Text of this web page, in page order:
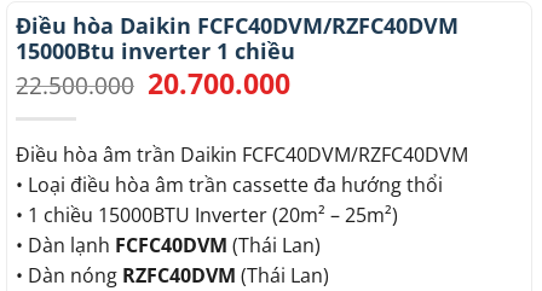
Điều hòa Daikin FCFC40DVM/RZFC40DVM
15000Btu inverter 1 chiều
22.500.000 Giá
gốc
22.500.000.
20.700.000Giá
là:
20.700.000.
Điều hòa âm trần Daikin FCFC40DVM/RZFC40DVM
• Loại điều hòa âm trần cassette đa hướng thổi
• 1 chiều 15000BTU Inverter (20m² – 25m²)
• Dàn lạnh FCFC40DVM (Thái Lan)
• Dàn nóng RZFC40DVM (Thái Lan)